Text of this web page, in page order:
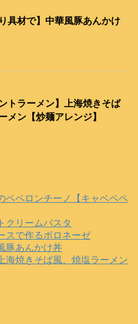
具材で】中華風豚あんかけ
トラーメン】上海焼きそば
メン【炒麺アレンジ】
ペペロンチーノ【キャベペペ
クリームパスタ
スで作るボロネーゼ
豚あんかけ丼
海焼きそば風、焼塩ラーメン